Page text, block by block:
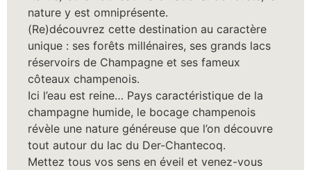
nature y est omniprésente.
(Re)découvrez cette destination au caractère
unique : ses forêts millénaires, ses grands lacs
réservoirs de Champagne et ses fameux
côteaux champenois.
Ici l’eau est reine… Pays caractéristique de la
champagne humide, le bocage champenois
révèle une nature généreuse que l’on découvre
tout autour du lac du Der-Chantecoq.
Mettez tous vos sens en éveil et venez-vous